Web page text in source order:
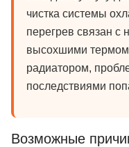
чистка системы
перегрев связан с
высохшими
радиатором,
последствиями
Возможные